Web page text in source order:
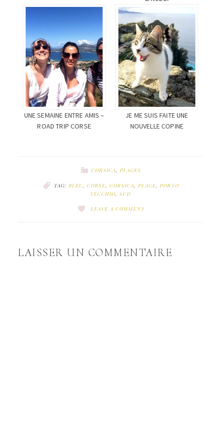
UNE SEMAINE ENTRE AMIS –
ROAD TRIP CORSE
JE ME SUIS FAITE UNE
NOUVELLE COPINE
CORSICA, PLAGES
TAG: BLEU, CORSE, CORSICA, PLAGE, PORTO
VECCHIO
SUD
LEAVE A COMMENT
LAISSER UN COMMENTAIRE